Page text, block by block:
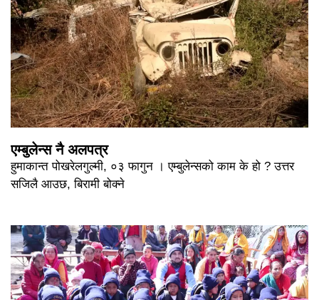
एम्बुलेन्स नै अलपत्र
हुमाकान्त पोखरेलगुल्मी, ०३ फागुन । एम्बुलेन्सको काम के हो ? उत्तर
सजिलै आउछ, बिरामी बोक्ने